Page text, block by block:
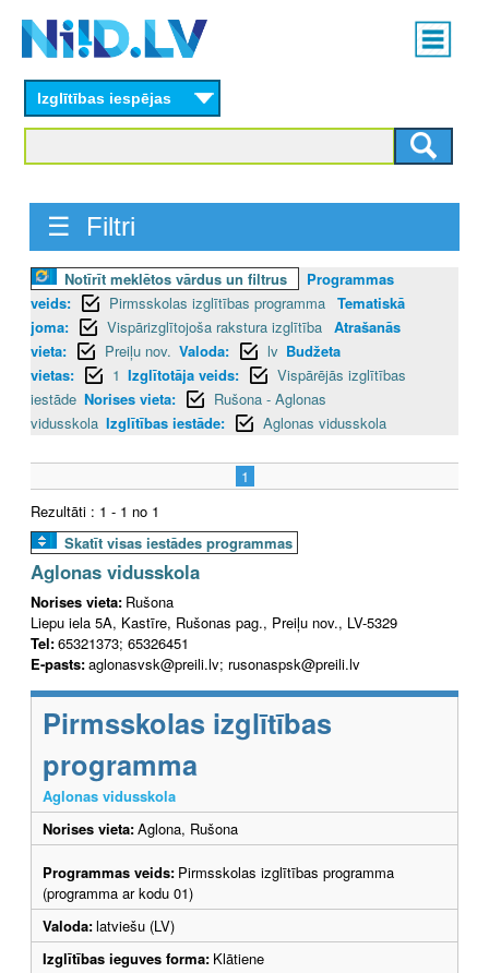
content
Main
menu
Izglītības iespējas
☰ Filtri
Notīrīt meklētos vārdus un filtrus
Programmas
veids:
Pirmsskolas izglītības programma Tematiskā
joma:
Vispārizglītojoša rakstura izglītība Atrašanās
vieta:
Preiļu nov. Valoda: lv Budžeta
vietas:
1 Izglītotāja veids:
Vispārējās izglītības
iestāde Norises vieta:
Rušona - Aglonas
vidusskola Izglītības iestāde: Aglonas vidusskola
1
Rezultāti : 1 - 1 no 1
Skatīt visas iestādes programmas
Aglonas vidusskola
Norises vieta: Rušona
Liepu iela 5A, Kastīre, Rušonas pag., Preiļu nov., LV-5329
Tel:65321373; 65326451
E-pasts:aglonasvsk@preili.lv; rusonaspsk@preili.lv
Pirmsskolas izglītības
programma
Aglonas vidusskola
Norises vieta:Aglona, Rušona
Programmas veids: Pirmsskolas izglītības programma
(programma ar kodu 01)
Valoda:latviešu (LV)
Izglītības ieguves forma: Klātiene